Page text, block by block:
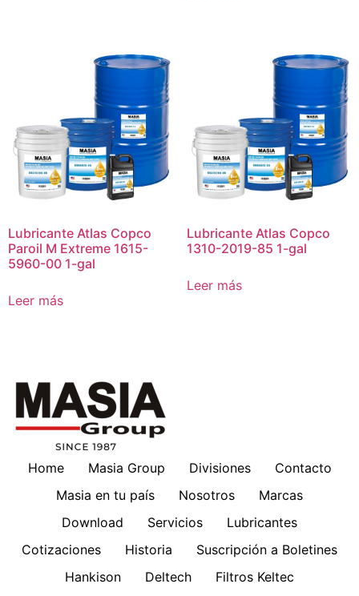
Lubricante Atlas Copco
Paroil M Extreme 1615-
5960-00 1-gal
Leer más
Lubricante Atlas Copco
1310-2019-85 1-gal
Leer más
Home Masia Group Divisiones
Contacto
Masia en tu país
Nosotros
Marcas
Download
Servicios
Lubricantes
Cotizaciones
Historia
Suscripción a Boletines
Hankison
Deltech
Filtros Keltec